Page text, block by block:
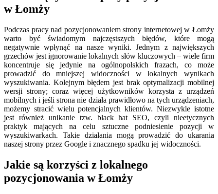
w Łomży
Podczas pracy nad pozycjonowaniem strony internetowej w Łomży
warto być świadomym najczęstszych błędów, które mogą
negatywnie wpłynąć na nasze wyniki. Jednym z największych
grzechów jest ignorowanie lokalnych słów kluczowych – wiele firm
koncentruje się jedynie na ogólnopolskich frazach, co może
prowadzić do mniejszej widoczności w lokalnych wynikach
wyszukiwania. Kolejnym błędem jest brak optymalizacji mobilnej
wersji strony; coraz więcej użytkowników korzysta z urządzeń
mobilnych i jeśli strona nie działa prawidłowo na tych urządzeniach,
możemy stracić wielu potencjalnych klientów. Niezwykle istotne
jest również unikanie tzw. black hat SEO, czyli nieetycznych
praktyk mających na celu sztuczne podniesienie pozycji w
wyszukiwarkach. Takie działania mogą prowadzić do ukarania
naszej strony przez Google i znacznego spadku jej widoczności.
Jakie są korzyści z lokalnego
pozycjonowania w Łomży